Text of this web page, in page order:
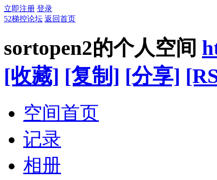
立即注册 登录
52梯控论坛 返回首页
sortopen2的个人空间
[收藏] [复制] [分享]
空间首页
记录
相册